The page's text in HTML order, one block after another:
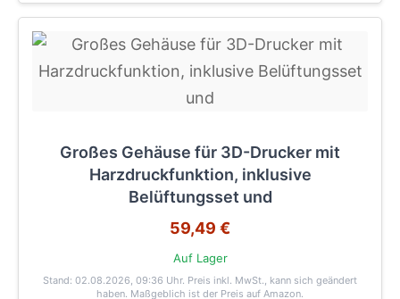
Großes Gehäuse für 3D-Drucker mit
Harzdruckfunktion, inklusive
Belüftungsset und
59,49 €
Auf Lager
Stand: 02.08.2026, 09:36 Uhr. Preis inkl. MwSt., kann sich geändert
haben. Maßgeblich ist der Preis auf Amazon.